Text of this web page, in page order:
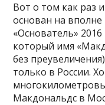
Вот о том как раз
основан на
«Основатель»
который имя
без
только в России.
Макдональдс в